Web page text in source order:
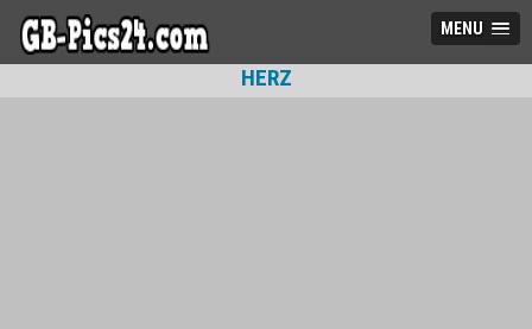
MENU
HERZ